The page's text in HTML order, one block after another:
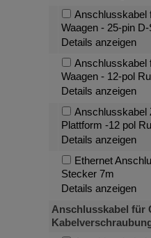
Anschlusskabel
Waagen - 25-pin
Details anzeigen
Anschlusskabel
Waagen - 12-pol
Details anzeigen
Anschlusskabel
Plattform -12 pol
Details anzeigen
Ethernet
Stecker 7m
Details anzeigen
Anschlusskabel für